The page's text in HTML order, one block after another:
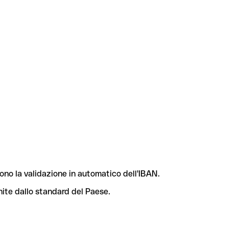
la validazione in automatico dell'IBAN.
dallo standard del Paese.